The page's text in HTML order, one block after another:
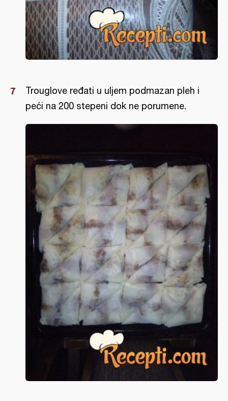
Trouglove ređati u uljem podmazan pleh i
peći na 200 stepeni dok ne porumene.